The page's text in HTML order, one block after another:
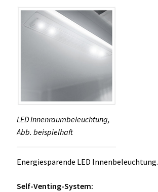
LED Innenraumbeleuchtung,
Abb. beispielhaft
Energiesparende LED Innenbeleuchtung.
Self-Venting-System: